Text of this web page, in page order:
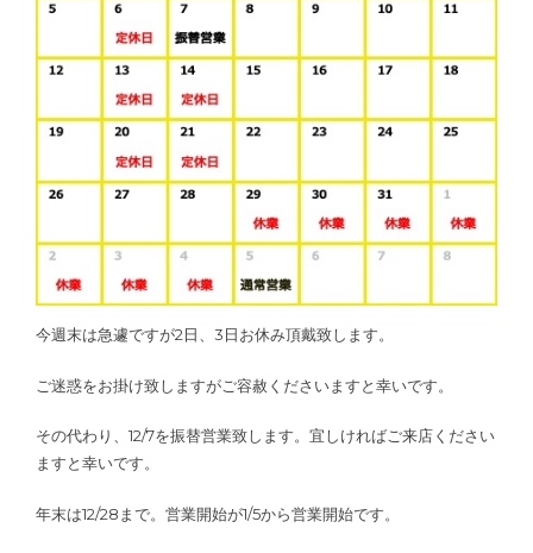
今週末は急遽ですが2日、3日お休み頂戴致します。
ご迷惑をお掛け致しますがご容赦くださいますと幸いです。
その代わり、12/7を振替営業致します。宜しければご来店ください
ますと幸いです。
年末は12/28まで。営業開始が1/5から営業開始です。